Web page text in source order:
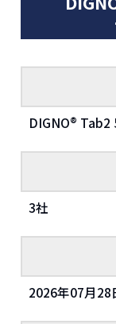
DIGNO® Tab2
3社
2026年07月28